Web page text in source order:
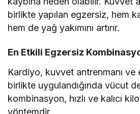
birlikte yapılan egzersiz, hem
hem de yağ yakımını artırır.
En Etkili Egzersiz
Kardiyo, kuvvet antrenmanı ve
birlikte uygulandığında vücut
kombinasyon, hızlı ve kalıcı
yöntemdir.